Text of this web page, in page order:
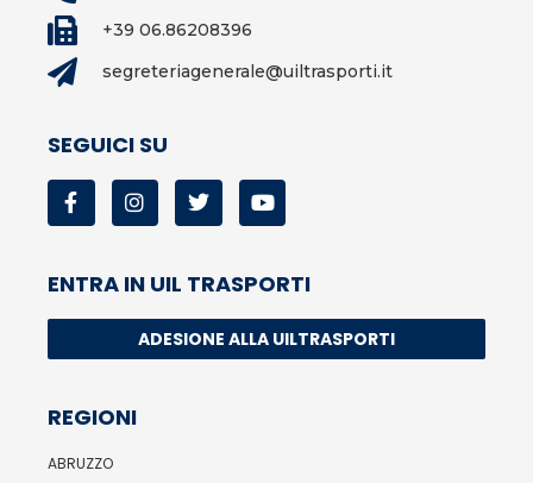
+39 06.86208396
segreteriagenerale@uiltrasporti.it
SEGUICI SU
ENTRA IN UIL TRASPORTI
ADESIONE ALLA UILTRASPORTI
REGIONI
ABRUZZO